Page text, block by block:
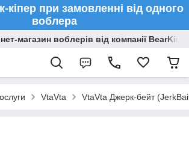
кіпер при замовленні від одного
воблера
магазин воблерів від компанії BearKing
VtaVta VtaVta Джерк-бейт